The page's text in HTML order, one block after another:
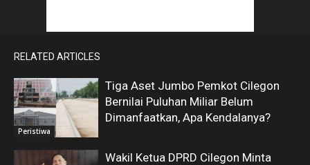
RELATED ARTICLES
Peristiwa
Tiga Aset Jumbo Pemkot Cilegon
Bernilai Puluhan Miliar Belum
Dimanfaatkan, Apa Kendalanya?
Wakil Ketua DPRD Cilegon Minta